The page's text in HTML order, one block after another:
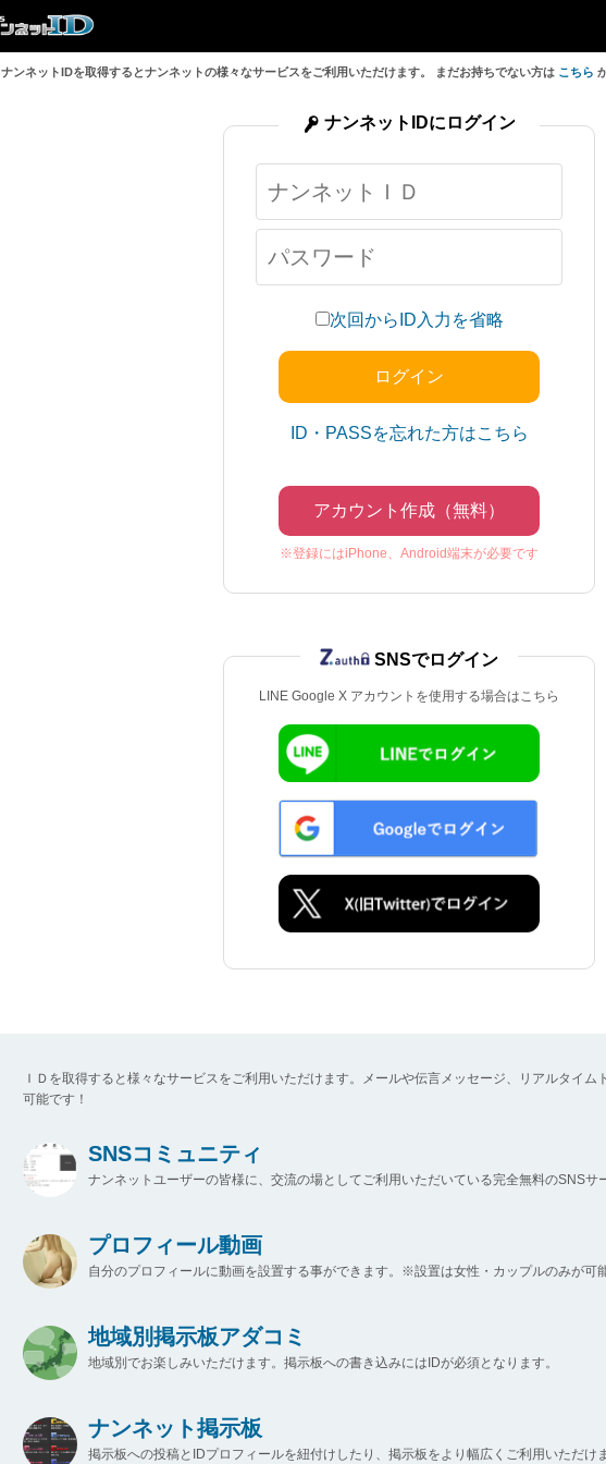
ナンネットIDを取得するとナンネットの様々なサービスをご利用いただけます。 まだお持ちでない方は こちら
次回からID入力を省略
ID・PASSを忘れた方はこちら
アカウント作成（無料）
※登録にはiPhone、Android端末が必要です
ナンネットIDにログイン
LINE Google X アカウントを使用する場合はこちら
SNSでログイン
ＩＤを取得すると様々なサービスをご利用いただけます。メールや伝言メッセージ、リアルタイム
可能です！
SNSコミュニティ
ナンネットユーザーの皆様に、交流の場としてご利用いただいている完全無料のSNSサ
プロフィール動画
自分のプロフィールに動画を設置する事ができます。※設置は女性・カップルのみが可能
地域別掲示板アダコミ
地域別でお楽しみいただけます。掲示板への書き込みにはIDが必須となります。
ナンネット掲示板
掲示板への投稿とIDプロフィールを紐付けしたり、掲示板をより幅広くご利用いただけま